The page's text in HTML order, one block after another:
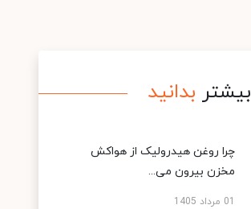
بیشتر بدانید
چرا روغن هیدرولیک از هواکش
مخزن بیرون می...
01 مرداد 1405